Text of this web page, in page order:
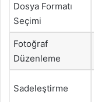
Dosya Formatı
Seçimi
Fotoğraf
Düzenleme
Sadeleştirme